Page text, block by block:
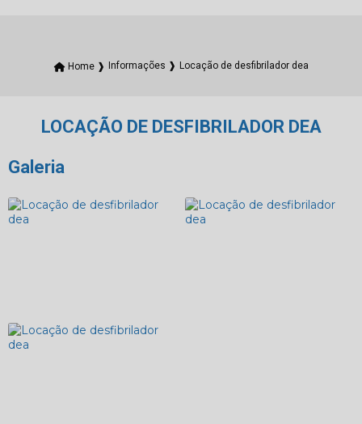
Home ❱ Informações ❱ Locação de desfibrilador dea
LOCAÇÃO DE DESFIBRILADOR DEA
Galeria